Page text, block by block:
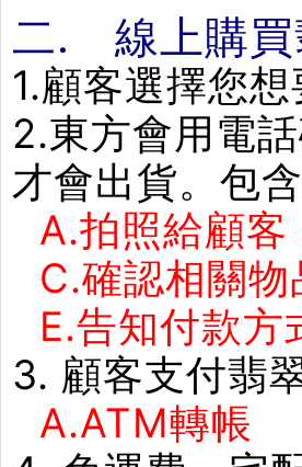
二. 線上購買
1.顧客選擇您
2.東方會用電
才會出貨。包含
A.拍照給顧
C.確認相
E.告知付
3. 顧客支付翡
A.ATM轉帳